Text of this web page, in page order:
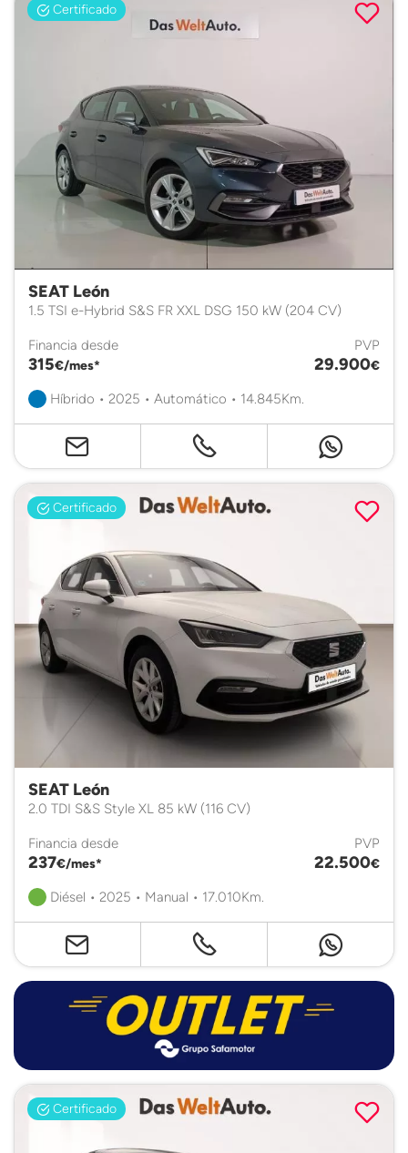
Certificado
SEAT León
1.5 TSI e-Hybrid S&S FR XXL DSG 150 kW (204 CV)
Financia desde
315€/mes*
PVP
29.900€
Híbrido • 2025 • Automático • 14.845Km.
Certificado
SEAT León
2.0 TDI S&S Style XL 85 kW (116 CV)
Financia desde
237€/mes*
PVP
22.500€
Diésel • 2025 • Manual • 17.010Km.
Certificado